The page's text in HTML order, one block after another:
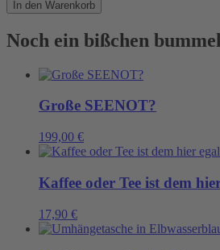
Kapitänskajüte
In den Warenkorb
Noch ein bißchen
Große SEENOT?
199,00 €
Kaffee oder Tee ist dem
17,90 €